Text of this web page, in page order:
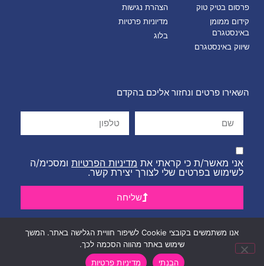
פרסום בטיק טוק
קידום ממומן
באינסטגרם
שיווק באינסטגרם
הצהרת נגישות
מדיוניות פרטיות
בלוג
השאירו פרטים ונחזור אליכם בהקדם
אני מאשר/ת כי קראתי את מדיניות הפרטיות ומסכימ/ה
לשימוש בפרטים שלי לצורך יצירת קשר.
שליחה
אנו משתמשים בקובצי Cookie לשיפור חוויית הגלישה באתר. המשך
שימוש באתר מהווה הסכמה לכך.
הבנתי
מדיניות פרטיות